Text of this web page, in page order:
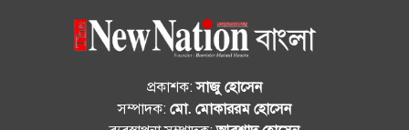
প্রকাশক:সাজু হোসেন
সম্পাদক: মো. মোকাররম হোসেন